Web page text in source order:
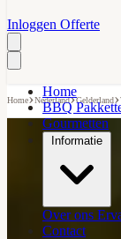
Inloggen Offerte
Home
BBQ
Gourmetten
Informatie
Over ons
Contact
Home›Nederland›Gelderland›